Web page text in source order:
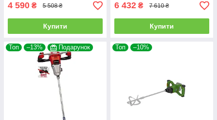
4 590 ₴ 5 508 ₴
Купити
6 432 ₴ 7 610 ₴
Купити
Топ –13% Подарунок Топ –10%